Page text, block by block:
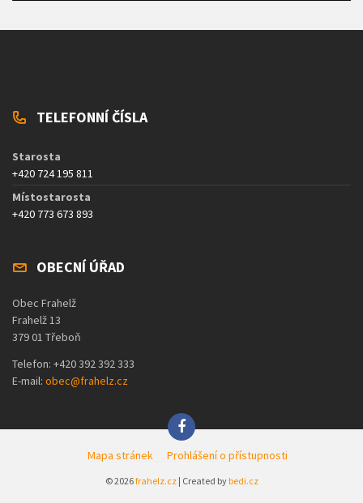
TELEFONNÍ ČÍSLA
Starosta
+420 724 195 811
Místostarosta
+420 773 673 893
OBECNÍ ÚŘAD
Obec Frahelž
Frahelž 13
379 01 Třeboň
Telefon: +420 392 392 333
E-mail: obec@frahelz.cz
Mapa stránek Prohlášení o přístupnosti
© 2026frahelz.cz| Created bybedi.cz